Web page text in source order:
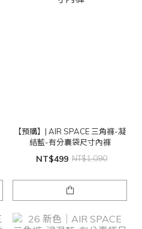
【預購】| AIR SPACE 三角褲-凝
結藍-有分囊袋尺寸內褲
NT$499 NT$1,090